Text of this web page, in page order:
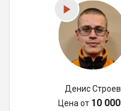
Денис Строев
Цена от 10 000